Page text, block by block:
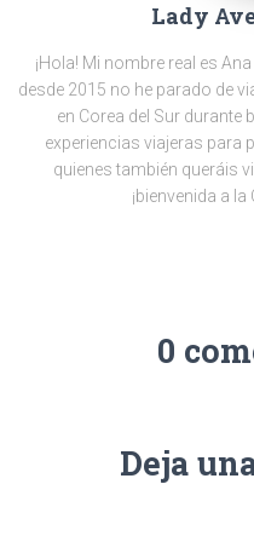
Lady
¡Hola! Mi nombre real es
desde 2015 no he parado de
en Corea del Sur
experiencias viajeras
quienes también queráis
¡bienvenida a
0
Deja